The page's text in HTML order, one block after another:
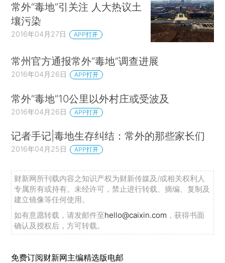
常外“毒地”引关注 人大热议土
壤污染
2016年04月27日 APP打开
常州官方通报常外“毒地”调查进展
2016年04月26日 APP打开
常外“毒地”10公里以外村庄或受波及
2016年04月26日 APP打开
记者手记|毒地生存纠结：常外的那些家长们
2016年04月25日 APP打开
财新网所刊载内容之知识产权为财新传媒及/或相关权利人
专属所有或持有。未经许可，禁止进行转载、摘编、复制及
建立镜像等任何使用。
如有意愿转载，请发邮件至hello@caixin.com ，获得书面
确认及授权后，方可转载。
免费订阅财新网主编精选版电邮